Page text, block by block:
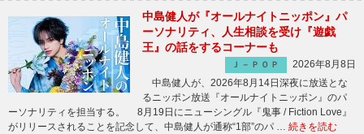
中島健人が『オールナイトニッポン』パ
ーソナリティ、人生相談を受け『遊戯
王』の話をするコーナーも
Ｊ－ＰＯＰ
2026年8月8日
中島健人が、2026年8月14日深夜に放送とな
るニッポン放送『オールナイトニッポン』のパ
ーソナリティを担当する。 8月19日にニューシングル『鬼事 / Fiction Love』
がリリースされることを記念して、中島健人が通称“1部”のパ … 続きを読む